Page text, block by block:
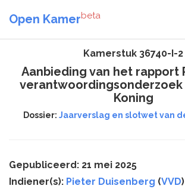
Open Kamerbeta
Kamerstuk 36740-I-2
Aanbieding van het rapport
verantwoordingsonderzoek
Koning
Dossier: Jaarverslag en slotwet van
Gepubliceerd: 21 mei 2025
Indiener(s): Pieter Duisenberg (VVD)